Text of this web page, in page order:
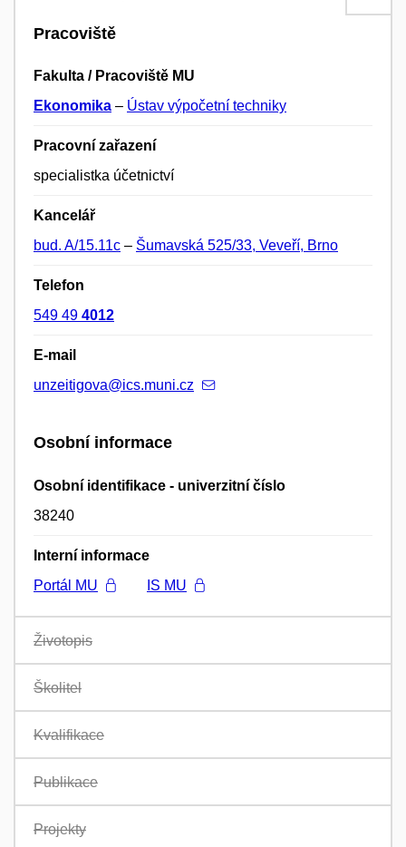
Pracoviště
Fakulta / Pracoviště MU
Ekonomika – Ústav výpočetní techniky
Pracovní zařazení
specialistka účetnictví
Kancelář
bud. A/15.11c – Šumavská 525/33, Veveří, Brno
Telefon
549 49 4012
E-mail
unzeitigova@ics.muni.cz
Osobní informace
Osobní identifikace - univerzitní číslo
38240
Interní informace
Portál MU
IS MU
Životopis
Školitel
Kvalifikace
Publikace
Projekty